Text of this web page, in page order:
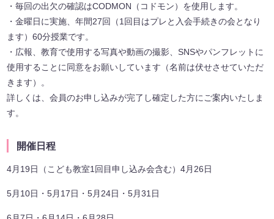
・毎回の出欠の確認はCODMON（コドモン）を使用します。
・金曜日に実施、年間27回（1回目はプレと入会手続きの会となり
ます）60分授業です。
・広報、教育で使用する写真や動画の撮影、SNSやパンフレットに
使用することに同意をお願いしています（名前は伏せさせていただ
きます）。
詳しくは、会員のお申し込みが完了し確定した方にご案内いたしま
す。
開催日程
4月19日（こども教室1回目申し込み会含む）4月26日
5月10日・5月17日・5月24日・5月31日